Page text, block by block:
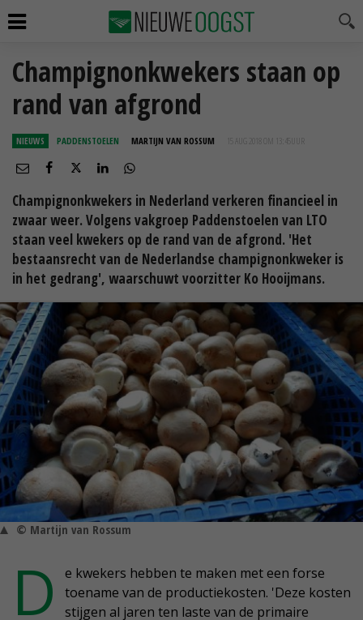
Champignonkwekers staan op
rand van afgrond
NIEUWS PADDENSTOELEN MARTIJN VAN ROSSUM 15 AUG 2018 OM 13:45
Champignonkwekers in Nederland verkeren financieel in
zwaar weer. Volgens vakgroep Paddenstoelen van LTO
staan veel kwekers op de rand van de afgrond. 'Het
bestaansrecht van de Nederlandse champignonkweker is
in het gedrang', waarschuwt voorzitter Ko Hooijmans.
© Martijn van Rossum
D
e kwekers hebben te maken met een forse
toename van de productiekosten. 'Deze kosten
stijgen al jaren ten laste van de primaire